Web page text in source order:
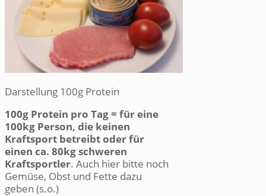
Darstellung 100g Protein
100g Protein pro Tag = für eine
100kg Person, die keinen
Kraftsport betreibt oder für
einen ca. 80kg schweren
Kraftsportler. Auch hier bitte noch
Gemüse, Obst und Fette dazu
geben (s.o.)